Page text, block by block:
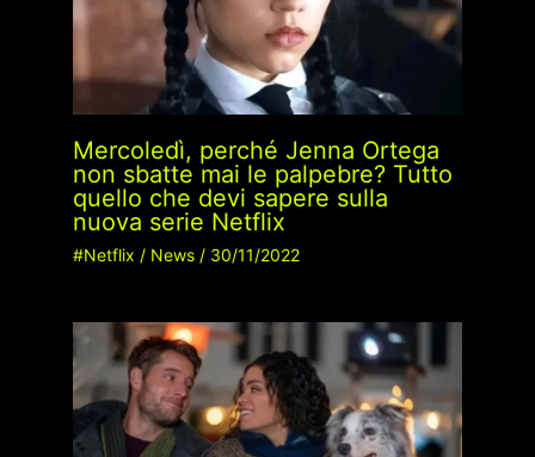
Mercoledì, perché Jenna Ortega
non sbatte mai le palpebre? Tutto
quello che devi sapere sulla
nuova serie Netflix
#Netflix / News/ 30/11/2022